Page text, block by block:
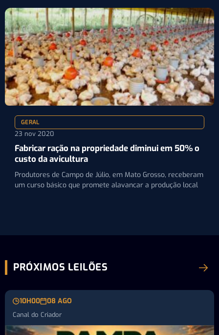
GERAL
23 nov 2020
Fabricar ração na propriedade diminui em 50% o
custo da avicultura
Produtores de Campo de Júlio, em Mato Grosso, receberam
um curso básico que promete alavancar a produção local
PRÓXIMOS LEILÕES
10H00 08 AGO
Canal do Criador